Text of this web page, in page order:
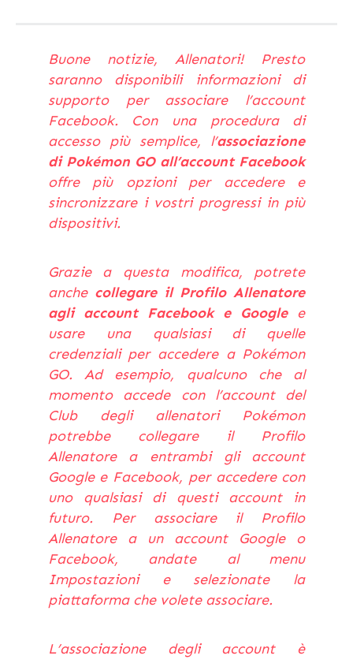
Buone notizie, Allenatori! Presto
saranno disponibili informazioni di
supporto per associare l’account
Facebook. Con una procedura di
accesso più semplice, l’associazione
di Pokémon GO all’account Facebook
offre più opzioni per accedere e
sincronizzare i vostri progressi in più
dispositivi.
Grazie a questa modifica, potrete
anche collegare il Profilo Allenatore
agli account Facebook e Googlee
usare una qualsiasi di quelle
credenziali per accedere a Pokémon
GO. Ad esempio, qualcuno che al
momento accede con l’account del
Club degli allenatori Pokémon
potrebbe collegare il Profilo
Allenatore a entrambi gli account
Google e Facebook, per accedere con
uno qualsiasi di questi account in
futuro. Per associare il Profilo
Allenatore a un account Google o
Facebook, andate al menu
Impostazioni e selezionate la
piattaforma che volete associare.
L’associazione degli account è